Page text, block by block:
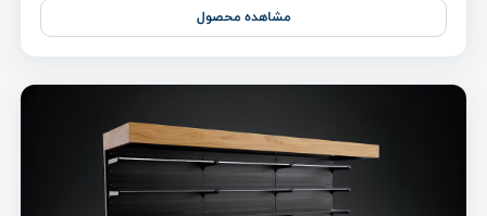
مشاهده محصول